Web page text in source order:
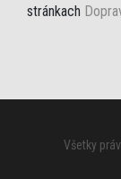
stránkach
Všetky